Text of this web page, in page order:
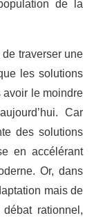
de la
traverser une
les solutions
avoir le moindre
Car
des solutions
en accélérant
Or, dans
mais de
rationnel,